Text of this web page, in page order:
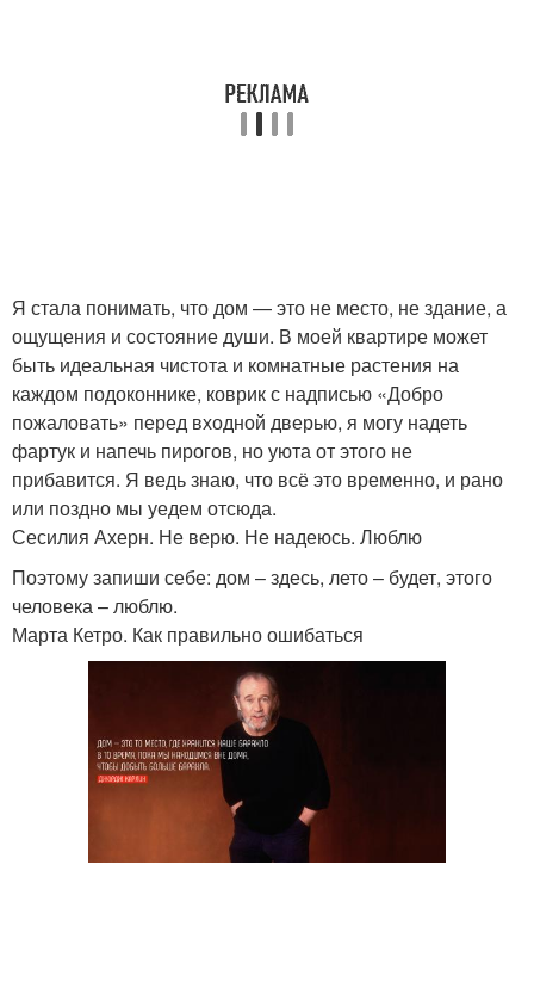
Я стала понимать, что дом — это не место, не здание, а
ощущения и состояние души. В моей квартире может
быть идеальная чистота и комнатные растения на
каждом подоконнике, коврик с надписью «Добро
пожаловать» перед входной дверью, я могу надеть
фартук и напечь пирогов, но уюта от этого не
прибавится. Я ведь знаю, что всё это временно, и рано
или поздно мы уедем отсюда.
Сесилия Ахерн. Не верю. Не надеюсь. Люблю
Поэтому запиши себе: дом – здесь, лето – будет, этого
человека – люблю.
Марта Кетро. Как правильно ошибаться